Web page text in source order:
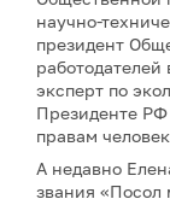
научно-
президент
эксперт по
Президенте РФ
правам
А недавно
звания «Посол